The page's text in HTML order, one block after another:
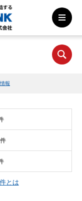
報
件
とは